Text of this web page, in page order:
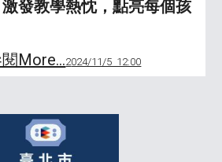
發教學熱忱，點亮每個孩
More...2024/11/5 12:00